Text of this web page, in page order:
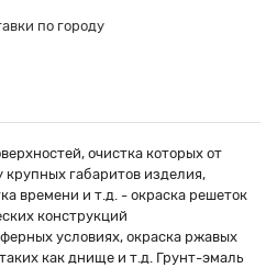
по городу
очистка которых от
габаритов изделия,
времени и т.д. - окраска решеток
конструкций
условиях, окраска ржавых
как днище и т.д. Грунт-эмаль